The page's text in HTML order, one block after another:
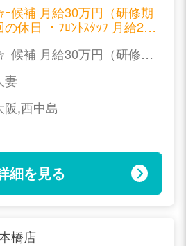
ｰ候補 月給30万円（研修期
ｽﾀｯﾌ 月給25
25万円 週一回の休日 ・
ｰ候補 月給30万円（研修期
） 週一回の休日 ・WE
給900円ｽﾀｰﾄ ｶﾞｿﾘﾝ代支給
妻
阪,西中島
細を見る
橋店